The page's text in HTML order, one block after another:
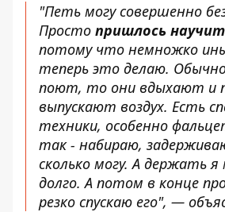
"Петь могу совершенно
Просто пришлось
потому что немножко
теперь это делаю.
поют, то они вдыхают и
выпускают воздух. Есть
техники, особенно
так - набираю,
сколько могу. А держать я
долго. А потом в конце
резко спускаю его", —